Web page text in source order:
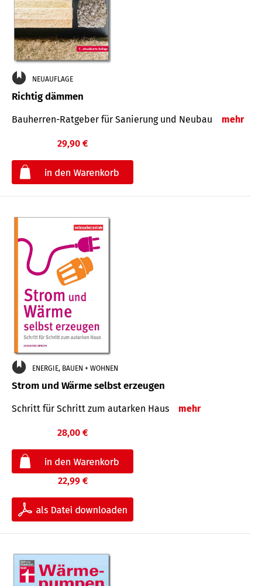
NEUAUFLAGE
Richtig dämmen
Bauherren-Ratgeber für Sanierung und Neubau mehr
29,90 €
ENERGIE, BAUEN + WOHNEN
Strom und Wärme selbst erzeugen
Schritt für Schritt zum autarken Haus mehr
28,00 €
22,99 €